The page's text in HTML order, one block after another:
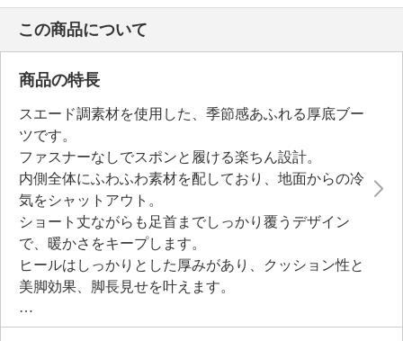
この商品について
商品の特長
スエード調素材を使用した、季節感あふれる厚底ブー
ツです。
ファスナーなしでスポンと履ける楽ちん設計。
内側全体にふわふわ素材を配しており、地面からの冷
気をシャットアウト。
ショート丈ながらも足首までしっかり覆うデザイン
で、暖かさをキープします。
ヒールはしっかりとした厚みがあり、クッション性と
美脚効果、脚長見せを叶えます。
ワイドヒールによる安定感もあり、足を入れてみると
程良く軽さを感じられるのもポイント。